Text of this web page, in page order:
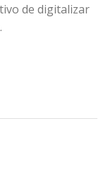
de digitalizar